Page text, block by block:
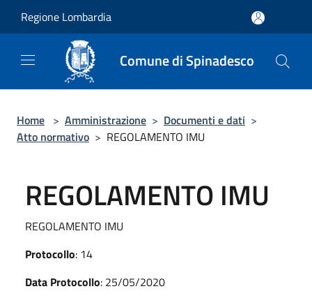
Regione Lombardia
Comune di Spinadesco
Home > Amministrazione > Documenti e dati >
Atto normativo > REGOLAMENTO IMU
REGOLAMENTO IMU
REGOLAMENTO IMU
Protocollo: 14
Data Protocollo: 25/05/2020